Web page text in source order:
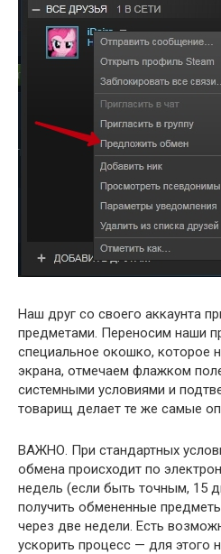
Наш друг со своего аккаунта
предметами. Переносим наши
специальное окошко, которое
экрана, отмечаем флажком
системными условиями и
товарищ делает те же самые
ВАЖНО. При стандартных
обмена происходит по
недель (если быть точным, 15
получить обмененные
через две недели. Есть
ускорить процесс — для этого